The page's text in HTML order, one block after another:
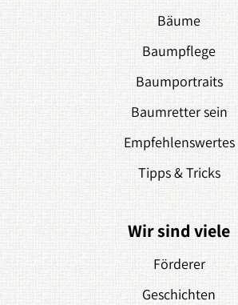
Bäume
Baumpflege
Baumportraits
Baumretter sein
Empfehlenswertes
Tipps & Tricks
Wir sind viele
Förderer
Geschichten